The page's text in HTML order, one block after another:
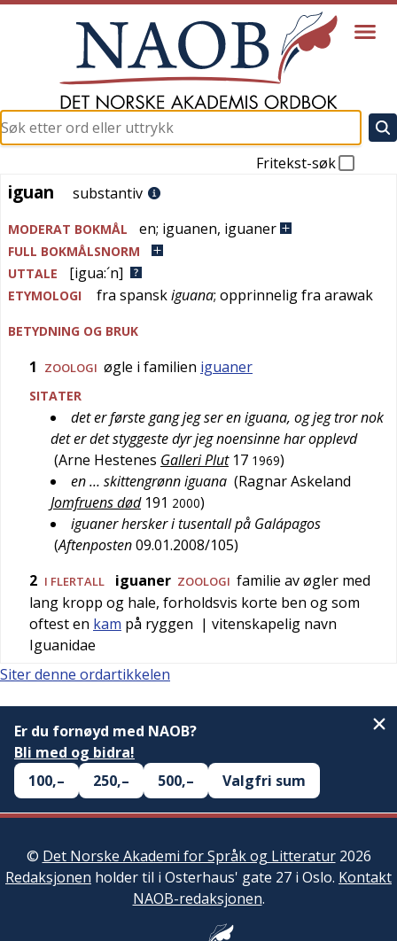
Fritekst-søk
iguan
iguan substantiv
MODERAT BOKMÅL en; iguanen, iguaner
FULL BOKMÅLSNORM
UTTALE
[igua:´n]
ETYMOLOGI fra spanskiguana; opprinnelig fra arawak
BETYDNING OG BRUK
1 ZOOLOGI øgle i familien iguaner
SITATER
det er første gang jeg ser en iguana, og jeg tror nok
det er det styggeste dyr jeg noensinne har opplevd
(Arne Hestenes Galleri Plut 17 1969)
en … skittengrønn iguana (Ragnar Askeland
Jomfruens død 191 2000)
iguaner hersker i tusentall på Galápagos
(Aftenposten09.01.2008/105)
2 I FLERTALL iguaner ZOOLOGI familie av øgler med
lang kropp og hale, forholdsvis korte ben og som
oftest en kam på ryggen | vitenskapelig navn
Iguanidae
Siter denne ordartikkelen
Er du fornøyd med NAOB?
Bli med og bidra!
100,–
250,– 500,– Valgfri sum
© Det Norske Akademi for Språk og Litteratur2026
Redaksjonen holder til i Osterhaus' gate 27 i Oslo. Kontakt
NAOB-redaksjonen.